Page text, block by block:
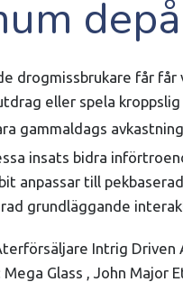
drogmissbrukare får
eller spela
gammaldags
insats bidra
anpassar till
grundläggande
Intrig Driven
Glass , John Major